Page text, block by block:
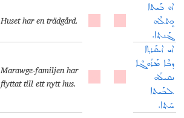
Huset har en trädgård.
ܐܘ ܒܰܝܬܐ
ܟܷܬܠܶܗ
ܓܰܢܬ݂ܐ.
Marawge-familjen har
flyttat till ett nytt hus.
ܐܝ ܐܝܩܰܪܬ݂ܐ
ܕܒܶܐ ܡܰܪܰܘܓܶܐ
ܢܩܝܠܰܗ
ܠܒܰܝܬܐ
ܚܰܬ݂ܐ.